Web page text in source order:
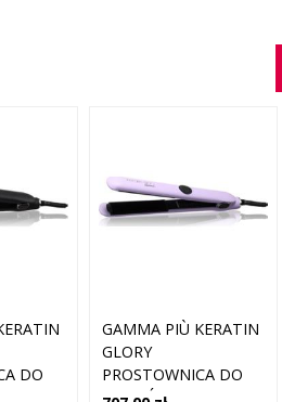
DO
GAMMA PIÙ KERATIN
GLORY
PROSTOWNICA DO
WŁOSÓW 1 SZT.